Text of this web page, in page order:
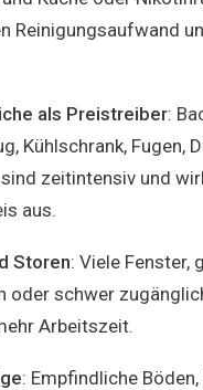
Reinigungsaufwand
als Preistreiber:
Kühlschrank, Fugen,
zeitintensiv und
aus.
Storen: Viele Fenster,
oder schwer
Arbeitszeit.
: Empfindliche